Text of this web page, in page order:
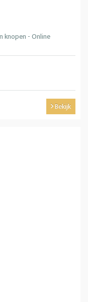
knopen - Online
Bekijk